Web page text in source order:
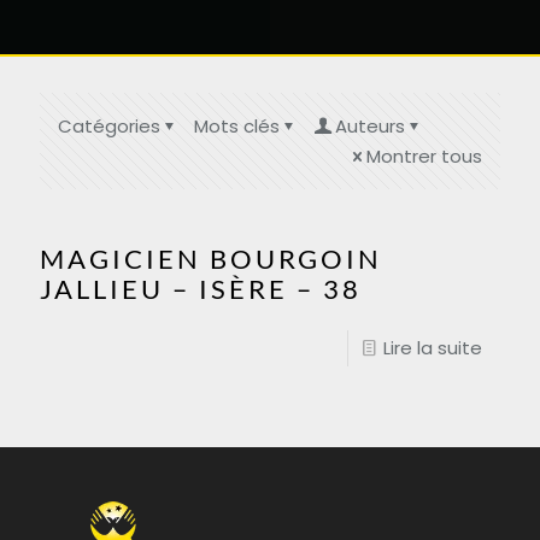
Catégories Mots clés
Auteurs
Montrer tous
MAGICIEN BOURGOIN
JALLIEU – ISÈRE – 38
Lire la suite